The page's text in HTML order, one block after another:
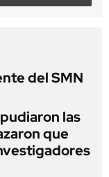
del SMN
las
que